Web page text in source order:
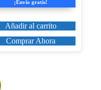
era:
es:
¡Envío gratis!
Añadir al carrito
Comprar Ahora